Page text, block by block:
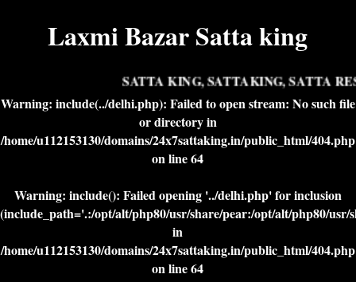
Laxmi Bazar Satta king
SATTA KING, SATTAKING, SATTA
Warning: include(../delhi.php): Failed to open stream: No such file
or directory in
/home/u112153130/domains/24x7sattaking.in/public_html/404.php
on line64
Warning: include(): Failed opening '../delhi.php' for inclusion
(include_path='.:/opt/alt/php80/usr/share/pear:/opt/alt/php80/
in
/home/u112153130/domains/24x7sattaking.in/public_html/404.php
on line64